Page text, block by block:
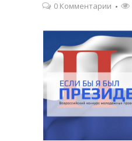
0 Комментарии